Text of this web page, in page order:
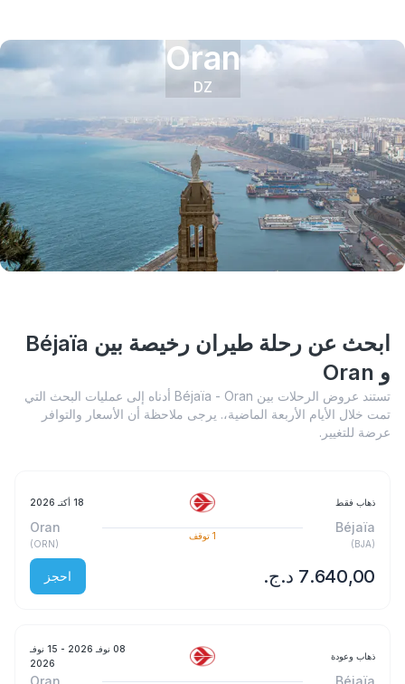
Oran
DZ
ابحث عن رحلة طيران رخيصة بين Béjaïa
و Oran
تستند عروض الرحلات بين Béjaïa - Oran أدناه إلى عمليات البحث التي
تمت خلال الأيام الأربعة الماضية،. يرجى ملاحظة أن الأسعار والتوافر
عرضة للتغيير.
ذهاب فقط 18 أكتـ 2026
Béjaïa
(
BJA
)
1 توقف
Oran
(
ORN
)
احجز
ذهاب وعودة
08 نوفـ 2026
- 15 نوفـ
2026